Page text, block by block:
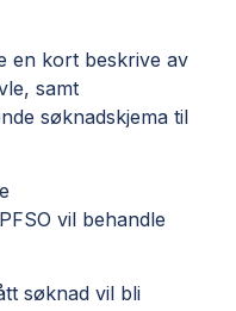
en kort beskrive av
samt
søknadskjema til
vil behandle
søknad vil bli